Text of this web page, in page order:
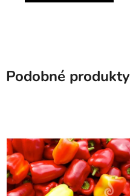
Podobné produkty